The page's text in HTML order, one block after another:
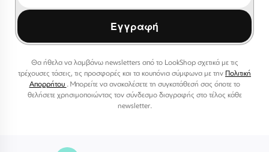
Εγγραφή
Θα ήθελα να λαμβάνω newsletters από το LookShop σχετικά με τις
τρέχουσες τάσεις, τις προσφορές και τα κουπόνια σύμφωνα με την Πολιτική
Απορρήτου . Μπορείτε να ανακαλέσετε τη συγκατάθεσή σας όποτε το
θελήσετε χρησιμοποιώντας τον σύνδεσμο διαγραφής στο τέλος κάθε
newsletter.